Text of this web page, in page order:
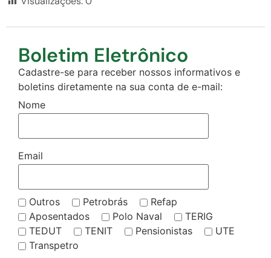
Boletim Eletrônico
Cadastre-se para receber nossos informativos e
boletins diretamente na sua conta de e-mail:
Nome
Email
Outros Petrobrás
Refap
Aposentados
Polo Naval
TERIG
TEDUT
TENIT Pensionistas
UTE
Transpetro